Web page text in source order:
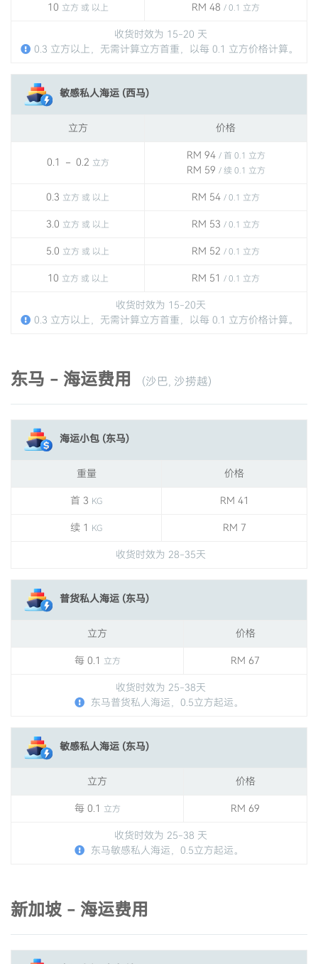
10 立方 或 以上 RM 48 / 0.1 立方
收货时效为 15-20 天
0.3 立方以上，无需计算立方首重，以每 0.1 立方价格计算。
敏感私人海运 (西马)
立方 价格
0.1 － 0.2 立方
RM 94 / 首 0.1 立方
RM 59 / 续 0.1 立方
0.3 立方 或 以上 RM 54 / 0.1 立方
3.0 立方 或 以上 RM 53 / 0.1 立方
5.0 立方 或 以上 RM 52 / 0.1 立方
10 立方 或 以上 RM 51 / 0.1 立方
收货时效为 15-20天
0.3 立方以上，无需计算立方首重，以每 0.1 立方价格计算。
东马 - 海运费用 (沙巴, 沙捞越)
海运小包 (东马)
重量 价格
首 3 KG RM 41
续 1 KG RM 7
收货时效为 28-35天
普货私人海运 (东马)
立方 价格
每 0.1 立方 RM 67
收货时效为 25-38天
东马普货私人海运，0.5立方起运。
敏感私人海运 (东马)
立方 价格
每 0.1 立方 RM 69
收货时效为 25-38 天
东马敏感私人海运，0.5立方起运。
新加坡 - 海运费用